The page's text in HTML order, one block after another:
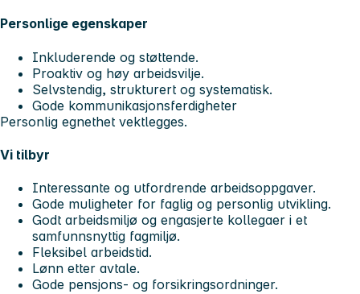
Personlige egenskaper
Inkluderende og støttende.
Proaktiv og høy arbeidsvilje.
Selvstendig, strukturert og systematisk.
Gode kommunikasjonsferdigheter
Personlig egnethet vektlegges.
Vi tilbyr
Interessante og utfordrende arbeidsoppgaver.
Gode muligheter for faglig og personlig utvikling.
Godt arbeidsmiljø og engasjerte kollegaer i et
samfunnsnyttig fagmiljø.
Fleksibel arbeidstid.
Lønn etter avtale.
Gode pensjons- og forsikringsordninger.